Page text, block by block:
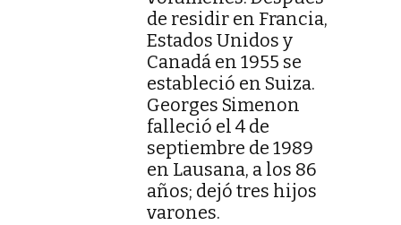
de residir en Francia,
Estados Unidos y
Canadá en 1955 se
estableció en Suiza.
Georges Simenon
falleció el 4 de
septiembre de 1989
en Lausana, a los 86
años; dejó tres hijos
varones.